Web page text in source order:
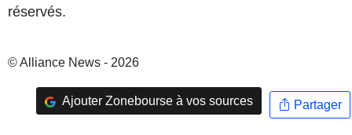
réservés.
© Alliance News - 2026
Ajouter Zonebourse à vos sources Partager